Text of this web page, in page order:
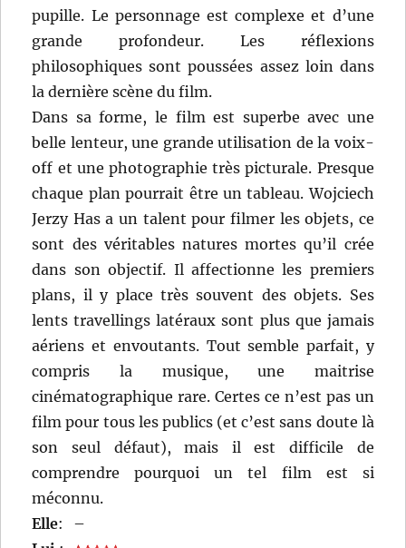
pupille. Le personnage est complexe et d’une
grande profondeur. Les réflexions
philosophiques sont poussées assez loin dans
la dernière scène du film.
Dans sa forme, le film est superbe avec une
belle lenteur, une grande utilisation de la voix-
off et une photographie très picturale. Presque
chaque plan pourrait être un tableau. Wojciech
Jerzy Has a un talent pour filmer les objets, ce
sont des véritables natures mortes qu’il crée
dans son objectif. Il affectionne les premiers
plans, il y place très souvent des objets. Ses
lents travellings latéraux sont plus que jamais
aériens et envoutants. Tout semble parfait, y
compris la musique, une maitrise
cinématographique rare. Certes ce n’est pas un
film pour tous les publics (et c’est sans doute là
son seul défaut), mais il est difficile de
comprendre pourquoi un tel film est si
méconnu.
Elle:
–